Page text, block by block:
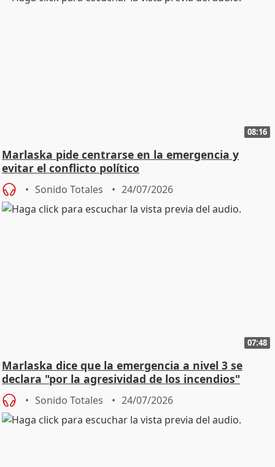
08:16
Marlaska pide centrarse en la emergencia y
evitar el conflicto político
Sonido Totales 24/07/2026
07:48
Marlaska dice que la emergencia a nivel 3 se
declara "por la agresividad de los incendios"
Sonido Totales 24/07/2026